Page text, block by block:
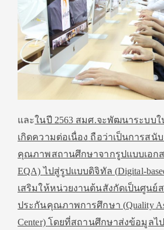
และในปี 2563 สมศ.จะพัฒนาระบบใ
เกิดความต่อเนื่อง ถือว่าเป็นการสนั
คุณภาพสถานศึกษาจากรูปแบบเอก
EQA)ไปสู่รูปแบบดิจิทัล (Digital-
เสริมให้หน่วยงานต้นสังกัดเป็นศูนย์
ประกันคุณภาพการศึกษา (Quality
Center) โดยที่สถานศึกษาส่งข้อมูลไป